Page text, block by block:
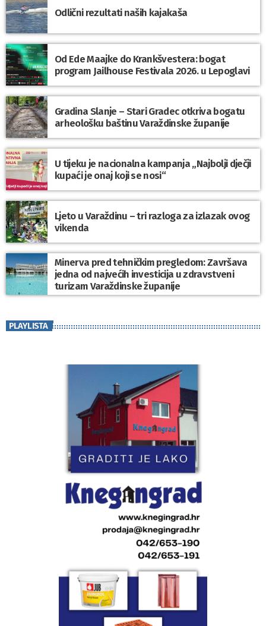
Odlični rezultati naših kajakaša
Od Ede Maajke do Krankšvestera: bogat
program Jailhouse Festivala 2026. u Lepoglavi
Gradina Slanje – Stari Gradec otkriva bogatu
arheološku baštinu Varaždinske županije
U tijeku je nacionalna kampanja „Najbolji dječji
kupaći je onaj koji se nosi“
Ljeto u Varaždinu – tri razloga za izlazak ovog
vikenda
Minerva pred tehničkim pregledom: Završava
jedna od najvećih investicija u zdravstveni
turizam Varaždinske županije
PLAYLISTA